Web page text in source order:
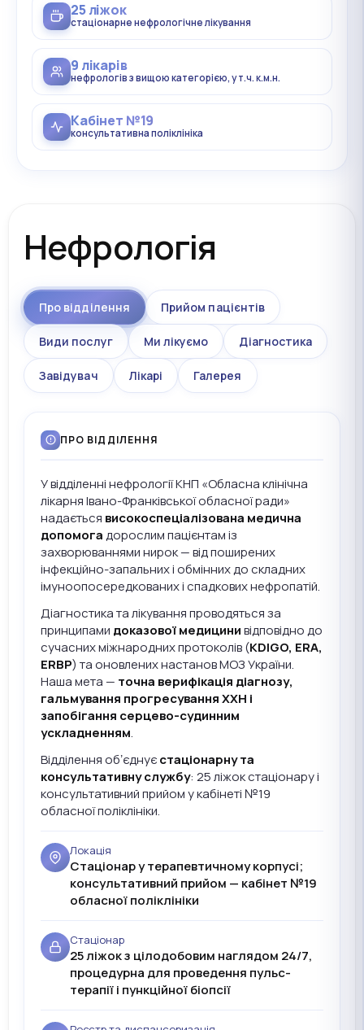
25 ліжок
стаціонарне нефрологічне лікування
9 лікарів
нефрологів з вищою категорією, у т.ч. к.м.н.
Кабінет №19
консультативна поліклініка
Нефрологія
Про відділення Прийом пацієнтів
Види послуг Ми лікуємо Діагностика
Завідувач Лікарі Галерея
ПРО ВІДДІЛЕННЯ
У відділенні нефрології КНП «Обласна клінічна
лікарня Івано-Франківської обласної ради»
надається високоспеціалізована медична
допомогадорослим пацієнтам із
захворюваннями нирок — від поширених
інфекційно-запальних і обмінних до складних
імуноопосередкованих і спадкових нефропатій.
Діагностика та лікування проводяться за
принципами доказової медицинивідповідно до
сучасних міжнародних протоколів (KDIGO, ERA,
ERBP) та оновлених настанов МОЗ України.
Наша мета — точна верифікація діагнозу,
гальмування прогресування ХХН і
запобігання серцево-судинним
ускладненням.
Відділення обʼєднуєстаціонарну та
консультативну службу: 25 ліжок стаціонару і
консультативний прийом у кабінеті №19
обласної поліклініки.
Локація
Стаціонар у терапевтичному корпусі;
консультативний прийом — кабінет №19
обласної поліклініки
Стаціонар
25 ліжок з цілодобовим наглядом 24/7,
процедурна для проведення пульс-
терапії і пункційної біопсії